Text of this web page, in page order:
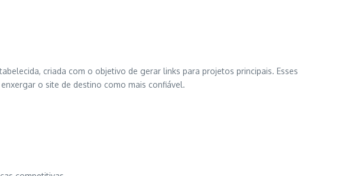
criada com o objetivo de gerar links para projetos principais. Esses
o site de destino como mais confiável.